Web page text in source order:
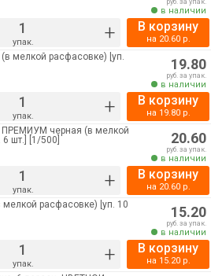
упак. +
руб. за упак.
в наличии
В корзину
на 20.60р.
мелкой расфасовке) [уп.
упак. +
19.80
руб. за упак.
в наличии
В корзину
на 19.80р.
ПРЕМИУМ черная (в мелкой
шт.] [1/500]
упак. +
20.60
руб. за упак.
в наличии
В корзину
на 20.60р.
расфасовке) [уп. 10
упак. +
15.20
руб. за упак.
в наличии
В корзину
на 15.20р.